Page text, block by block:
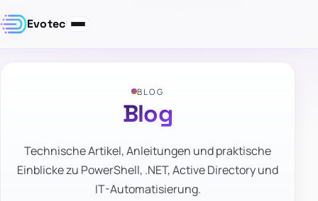
Evotec
BLOG
Blog
Technische Artikel, Anleitungen und praktische
Einblicke zu PowerShell, .NET, Active Directory und
IT-Automatisierung.